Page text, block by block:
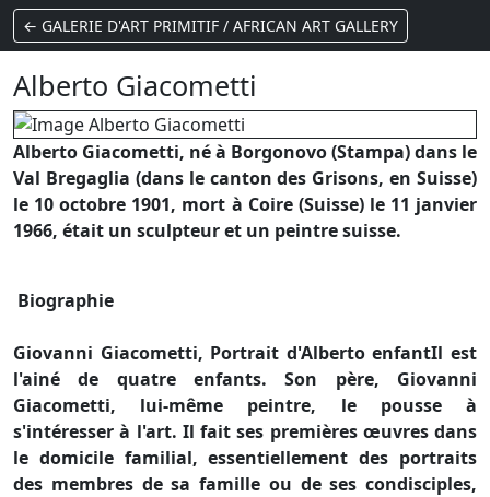
← GALERIE D'ART PRIMITIF / AFRICAN ART GALLERY
Alberto Giacometti
Alberto Giacometti, né à Borgonovo (Stampa) dans le
Val Bregaglia (dans le canton des Grisons, en Suisse)
le 10 octobre 1901, mort à Coire (Suisse) le 11 janvier
1966, était un sculpteur et un peintre suisse.
Biographie
Giovanni Giacometti, Portrait d'Alberto enfantIl est
l'ainé de quatre enfants. Son père, Giovanni
Giacometti, lui-même peintre, le pousse à
s'intéresser à l'art. Il fait ses premières œuvres dans
le domicile familial, essentiellement des portraits
des membres de sa famille ou de ses condisciples,